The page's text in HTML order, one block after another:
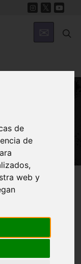
de
de
web y